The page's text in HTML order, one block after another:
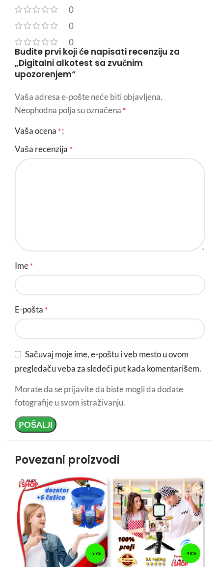
0
0
0
Budite prvi koji će napisati recenziju za
„Digitalni alkotest sa zvučnim
upozorenjem“
Vaša adresa e-pošte neće biti objavljena.
Neophodna polja su označena *
Vaša ocena *
Vaša recenzija *
Ime *
E-pošta *
Sačuvaj moje ime, e-poštu i veb mesto u ovom
pregledaču veba za sledeći put kada komentarišem.
Morate da se prijavite da biste mogli da dodate
fotografije u svom istraživanju.
Povezani proizvodi
-55% -43%